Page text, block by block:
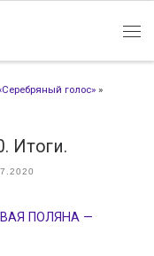
голос» »
Итоги.
ПОЛЯНА —